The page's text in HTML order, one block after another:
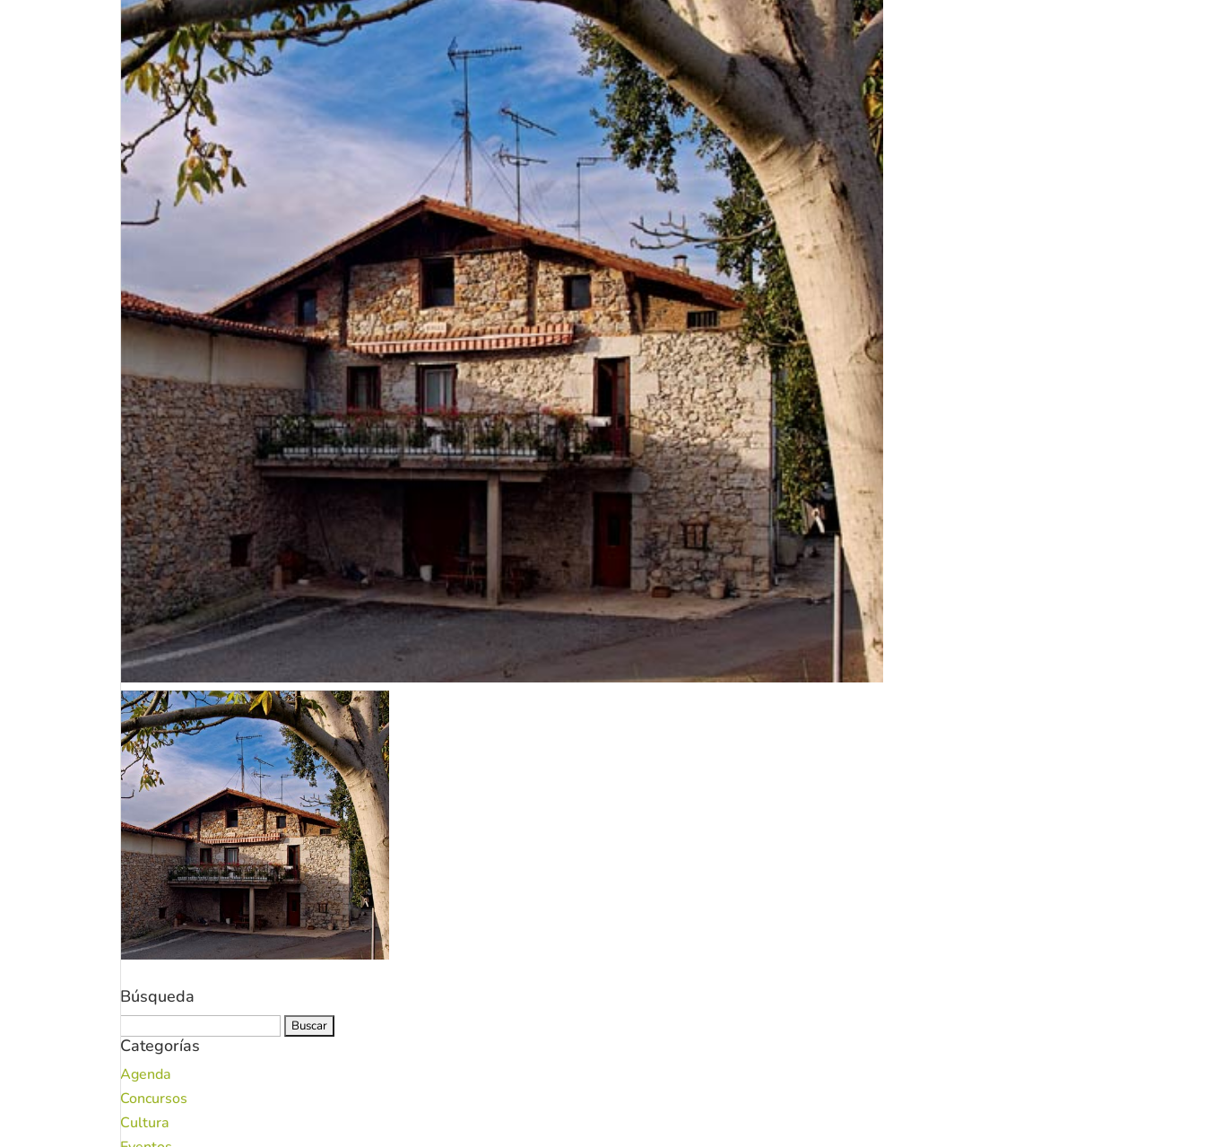
Búsqueda
Categorías
Agenda
Concursos
Cultura